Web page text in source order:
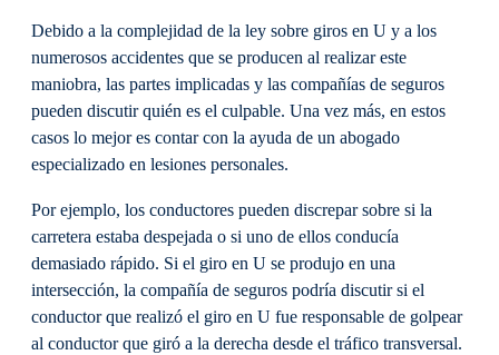
Debido a la complejidad de la ley sobre giros en U y a los
numerosos accidentes que se producen al realizar este
maniobra, las partes implicadas y las compañías de seguros
pueden discutir quién es el culpable. Una vez más, en estos
casos lo mejor es contar con la ayuda de un abogado
especializado en lesiones personales.
Por ejemplo, los conductores pueden discrepar sobre si la
carretera estaba despejada o si uno de ellos conducía
demasiado rápido. Si el giro en U se produjo en una
intersección, la compañía de seguros podría discutir si el
conductor que realizó el giro en U fue responsable de golpear
al conductor que giró a la derecha desde el tráfico transversal.